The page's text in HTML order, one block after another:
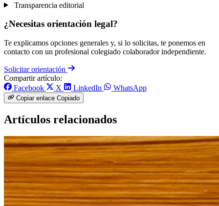
Transparencia editorial
¿Necesitas orientación legal?
Te explicamos opciones generales y, si lo solicitas, te ponemos en
contacto con un profesional colegiado colaborador independiente.
Solicitar orientación
Compartir artículo:
Facebook
X LinkedIn WhatsApp
Copiar enlace Copiado
Artículos relacionados